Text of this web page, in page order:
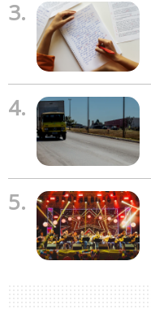
3.
4.
5.